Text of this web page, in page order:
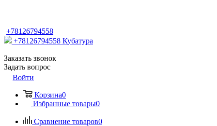
+78126794558
+78126794558 Кубатура
Заказать звонок
Задать вопрос
Войти
Корзина0
Избранные товары0
Сравнение товаров0